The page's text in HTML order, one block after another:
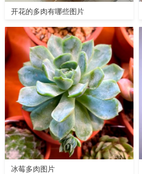
开花的多肉有哪些图片
冰莓多肉图片